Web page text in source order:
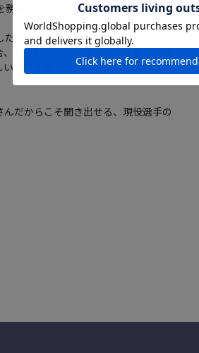
める
。
共に戦った仲間達とその場面や心境
未来を担う選手達の活躍が収録され
だからこそ聞き出せる、現役選手の